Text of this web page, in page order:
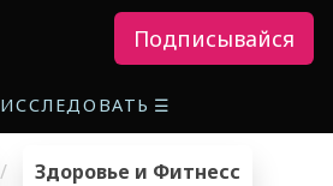
Подписывайся
ИССЛЕДОВАТЬ ☰
Здоровье и Фитнесс